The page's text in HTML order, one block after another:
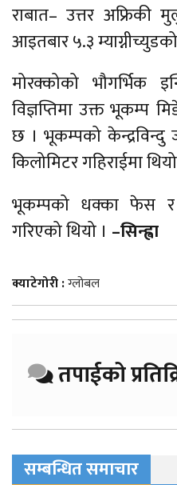
बेलायत
जापान
क्यानाडा
अन्य
राबात– उत्तर अफ्रिकी
आइतबार ५.३
मोरक्कोको भौगर्भिक
विज्ञप्तिमा उक्त भूकम्प
छ । भूकम्पको
किलोमिटर गहिराईमा
भूकम्पको धक्का फेस
गरिएको थियो । –सिन्ह्वा
क्याटेगोरी :ग्लोबल
तपाईको
सम्बन्धित समाचार